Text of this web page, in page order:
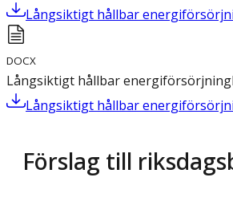
Långsiktigt hållbar
DOCX
Långsiktigt hållbar energiförsörjning
Långsiktigt hållbar
Förslag till